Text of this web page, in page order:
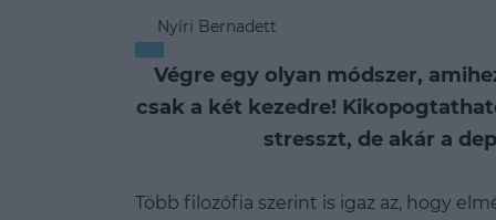
Nyíri Bernadett
Végre egy olyan módszer,
csak a két kezedre!
stresszt, de akár a
Több filozófia szerint is igaz az, hogy